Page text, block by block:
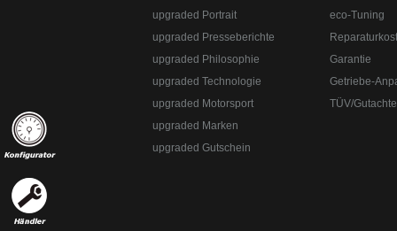
upgraded Portrait
upgraded Presseberichte
upgraded Philosophie
upgraded Technologie
upgraded Motorsport
upgraded Marken
upgraded Gutschein
eco-Tuning
Garantie
Getriebe-
TÜV/